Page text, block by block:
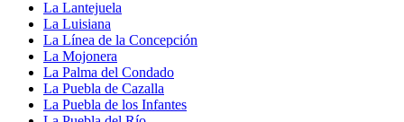
La Lantejuela
La Luisiana
La Línea de la Concepción
La Mojonera
La Palma del Condado
La Puebla de Cazalla
La Puebla de los Infantes